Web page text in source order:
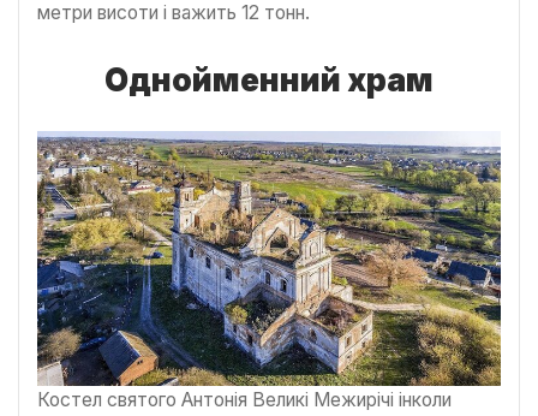
метри висоти і важить 12 тонн.
Однойменний храм
Костел святого Антонія Великі Межирічі інколи